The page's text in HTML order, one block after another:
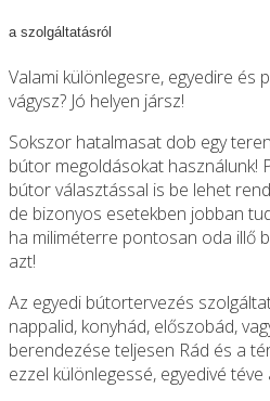
a szolgáltatásról
Valami különlegesre, egyedire és
vágysz? Jó helyen jársz!
Sokszor hatalmasat dob egy
bútor megoldásokat használunk!
bútor választással is be lehet
de bizonyos esetekben jobban
ha miliméterre pontosan oda illő
azt!
Az egyedi bútortervezés
nappalid, konyhád, előszobád,
berendezése teljesen Rád és a
ezzel különlegessé, egyedivé